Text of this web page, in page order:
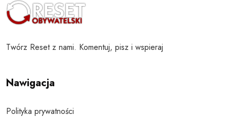
Twórz Reset z nami. Komentuj, pisz i wspieraj
Nawigacja
Polityka prywatności